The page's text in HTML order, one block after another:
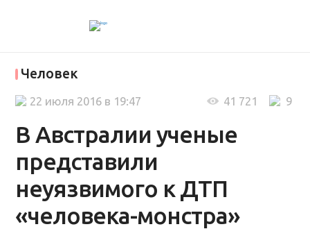
Человек
В Австралии ученые
представили
неуязвимого к ДТП
«человека-монстра»
9
41 721
22 июля 2016 в 19:47